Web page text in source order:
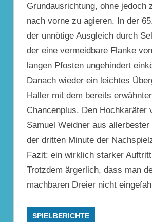
Grundausrichtung, ohne jedoch
nach vorne zu agieren. In der
der unnötige Ausgleich durch
der eine vermeidbare Flanke
langen Pfosten ungehindert
Danach wieder ein leichtes
Haller mit dem bereits
Chancenplus. Den Hochkaräter
Samuel Weidner aus
der dritten Minute der
Fazit: ein wirklich starker
Trotzdem ärgerlich, dass man
machbaren Dreier nicht
SPIELBERICHTE